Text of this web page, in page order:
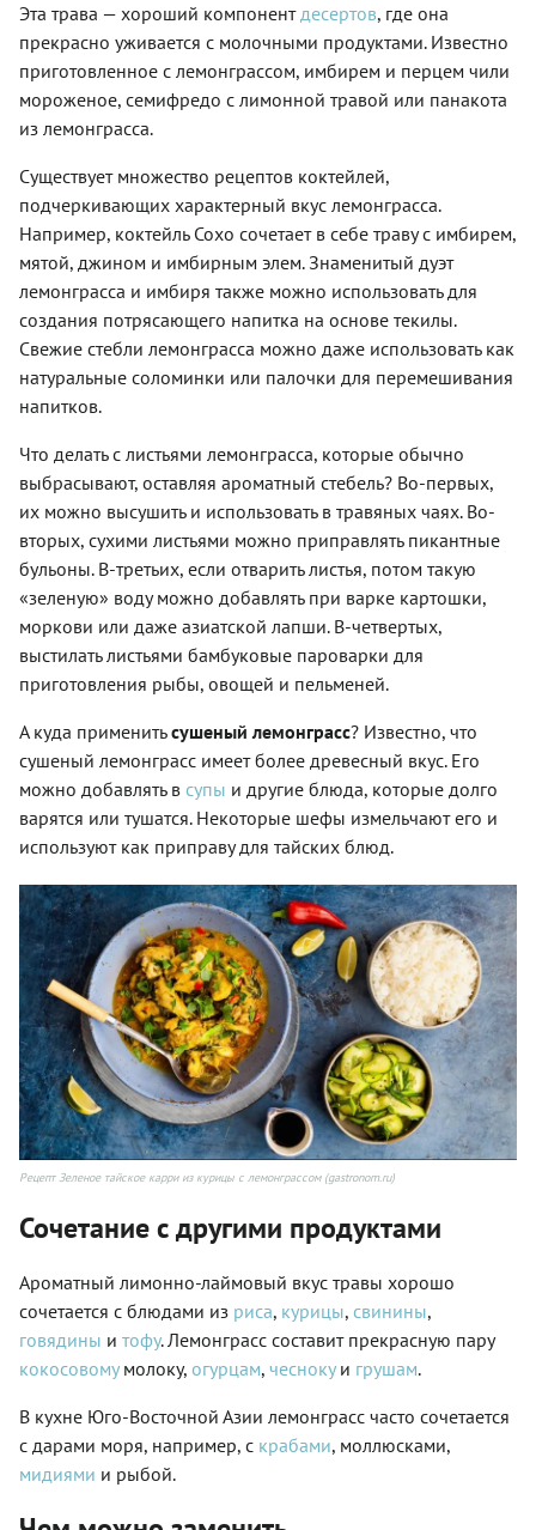
Эта трава — хороший компонентдесертов, где она
прекрасно уживается с молочными продуктами. Известно
приготовленное с лемонграссом, имбирем и перцем чили
мороженое, семифредо с лимонной травой или панакота
из лемонграсса.
Существует множество рецептов коктейлей,
подчеркивающих характерный вкус лемонграсса.
Например, коктейль Сохо сочетает в себе траву с имбирем,
мятой, джином и имбирным элем. Знаменитый дуэт
лемонграсса и имбиря также можно использовать для
создания потрясающего напитка на основе текилы.
Свежие стебли лемонграсса можно даже использовать как
натуральные соломинки или палочки для перемешивания
напитков.
Что делать с листьями лемонграсса, которые обычно
выбрасывают, оставляя ароматный стебель? Во-первых,
их можно высушить и использовать в травяных чаях. Во-
вторых, сухими листьями можно приправлять пикантные
бульоны. В-третьих, если отварить листья, потом такую
«зеленую» воду можно добавлять при варке картошки,
моркови или даже азиатской лапши. В-четвертых,
выстилать листьями бамбуковые пароварки для
приготовления рыбы, овощей и пельменей.
А куда применитьсушеный лемонграсс? Известно, что
сушеный лемонграсс имеет более древесный вкус. Его
можно добавлять в супы и другие блюда, которые долго
варятся или тушатся. Некоторые шефы измельчают его и
используют как приправу для тайских блюд.
Рецепт Зеленое тайское карри из курицы с лемонграссом (gastronom.ru)
Сочетание с другими продуктами
Ароматный лимонно-лаймовый вкус травы хорошо
сочетается с блюдами из риса, курицы, свинины,
говядины и тофу. Лемонграсс составит прекрасную пару
кокосовому молоку, огурцам, чесноку и грушам.
В кухне Юго-Восточной Азии лемонграсс часто сочетается
с дарами моря, например, с крабами, моллюсками,
мидиями и рыбой.